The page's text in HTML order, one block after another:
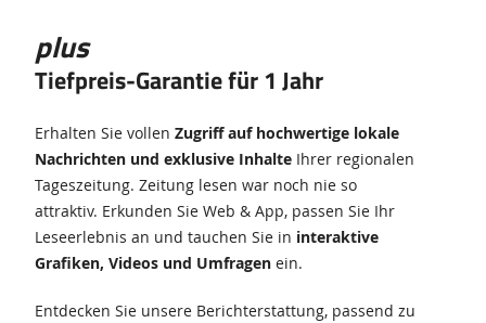
plus
Tiefpreis-Garantie für 1 Jahr
Erhalten Sie vollen Zugriff auf hochwertige lokale
Nachrichten und exklusive Inhalte Ihrer regionalen
Tageszeitung. Zeitung lesen war noch nie so
attraktiv. Erkunden Sie Web & App, passen Sie Ihr
Leseerlebnis an und tauchen Sie in interaktive
Grafiken, Videos und Umfragen ein.
Entdecken Sie unsere Berichterstattung, passend zu